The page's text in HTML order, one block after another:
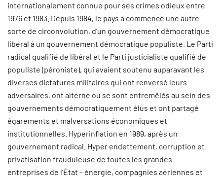
internationalement connue pour ses crimes odieux entre
1976 et 1983. Depuis 1984, le pays a commencé une autre
sorte de circonvolution, d’un gouvernement démocratique
libéral à un gouvernement démocratique populiste. Le Parti
radical qualifié de libéral et le Parti justicialiste qualifié de
populiste (péroniste), qui avaient soutenu auparavant les
diverses dictatures militaires qui ont renversé leurs
adversaires, ont alterné ou se sont entremêlés au sein des
gouvernements démocratiquement élus et ont partagé
égarements et malversations économiques et
institutionnelles. Hyperinflation en 1989, après un
gouvernement radical. Hyper endettement, corruption et
privatisation frauduleuse de toutes les grandes
entreprises de l’État – énergie, compagnies aériennes et